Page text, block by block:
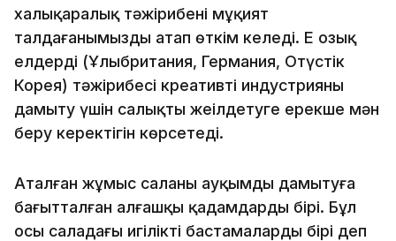
халықаралық тәжірибені мұқият
талдағанымызды атап өткім келеді. Ең озық
елдердің (Ұлыбритания, Германия, Оңтүстік
Корея) тәжірибесі креативті индустрияны
дамыту үшін салықты жеңілдетуге ерекше мән
беру керектігін көрсетеді.
Аталған жұмыс саланы ауқымды дамытуға
бағытталған алғашқы қадамдардың бірі. Бұл
осы саладағы игілікті бастамалардың бірі деп